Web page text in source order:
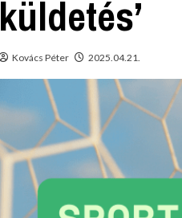
küldetés’
Kovács Péter 2025.04.21.